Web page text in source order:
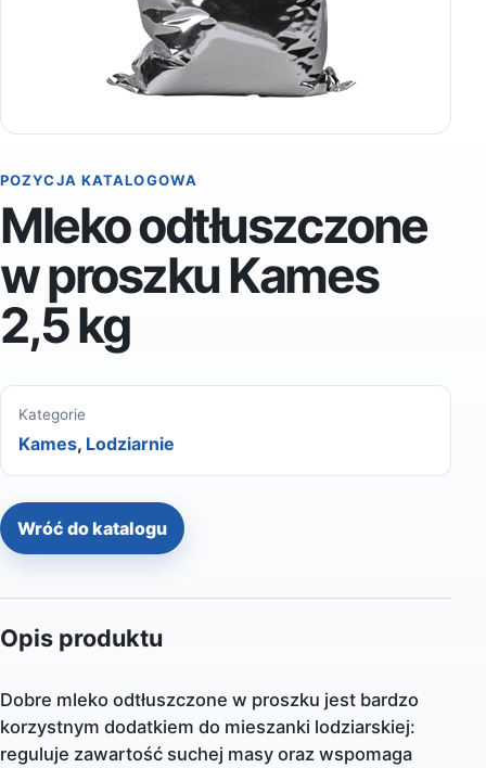
POZYCJA KATALOGOWA
Mleko odtłuszczone
w proszku Kames
2,5 kg
Kategorie
Kames, Lodziarnie
Wróć do katalogu
Opis produktu
Dobre mleko odtłuszczone w proszku jest bardzo
korzystnym dodatkiem do mieszanki lodziarskiej:
reguluje zawartość suchej masy oraz wspomaga